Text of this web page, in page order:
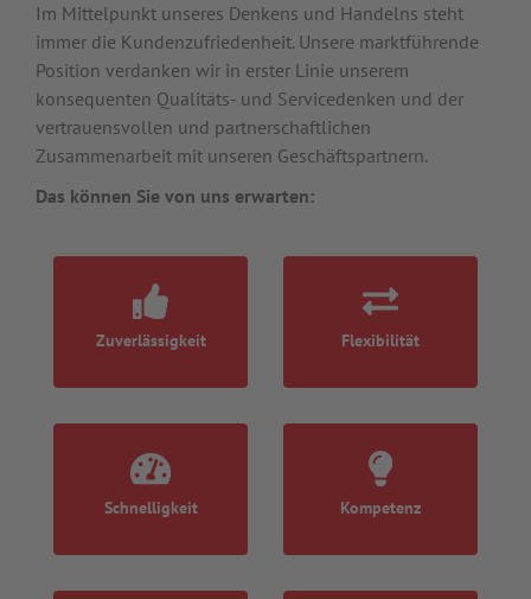
SERVICE
KARRIERE
KONTAKT
Im Mittelpunkt unseres Denkens und Handelns steht
immer die Kundenzufriedenheit. Unsere marktführende
Position verdanken wir in erster Linie unserem
konsequenten Qualitäts- und Servicedenken und der
vertrauensvollen und partnerschaftlichen
Zusammenarbeit mit unseren Geschäftspartnern.
Das können Sie von uns erwarten:
Zuverlässigkeit Flexibilität
Schnelligkeit Kompetenz